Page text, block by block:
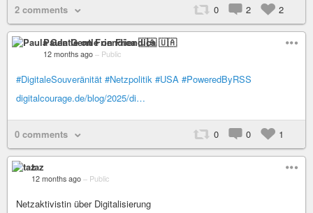
2 comments 0 2 2
Paula Gentle on Friendica 🇺🇦
12 months ago – Public
#DigitaleSouveränität #Netzpolitik #USA #PoweredByRSS
digitalcourage.de/blog/2025/di…
0 comments 0 0 1
taz
12 months ago – Public
Netzaktivistin über Digitalisierung